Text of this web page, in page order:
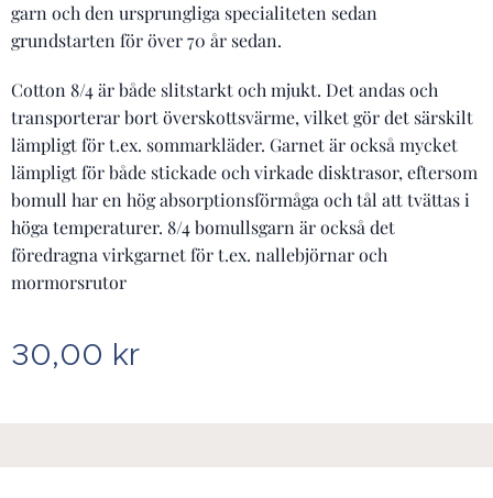
garn och den ursprungliga specialiteten sedan
grundstarten för över 70 år sedan.
Cotton 8/4 är både slitstarkt och mjukt. Det andas och
transporterar bort överskottsvärme, vilket gör det särskilt
lämpligt för t.ex. sommarkläder. Garnet är också mycket
lämpligt för både stickade och virkade disktrasor, eftersom
bomull har en hög absorptionsförmåga och tål att tvättas i
höga temperaturer. 8/4 bomullsgarn är också det
föredragna virkgarnet för t.ex. nallebjörnar och
mormorsrutor
30,00 kr